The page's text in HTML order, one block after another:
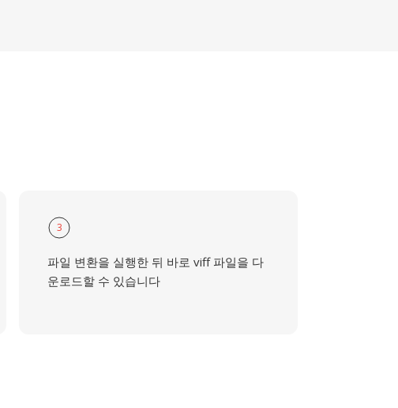
3
파일 변환을 실행한 뒤 바로 viff 파일을 다
운로드할 수 있습니다